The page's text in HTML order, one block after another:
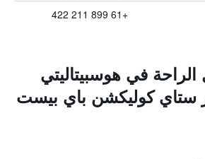
+61 899 211 422
الراحة في هوسبيتاليتي
ستاي كوليكشن باي بيست